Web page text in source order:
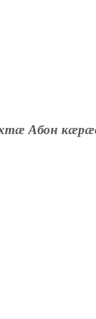
Абон